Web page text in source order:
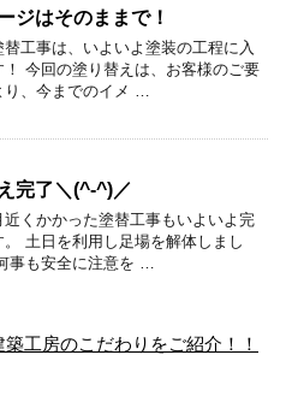
ジはそのままで！
替工事は、いよいよ塗装の工程に入
！ 今回の塗り替えは、お客様のご要
り、今までのイメ …
完了＼(^-^)／
近くかかった塗替工事もいよいよ完
。 土日を利用し足場を解体しまし
事も安全に注意を …
工房のこだわりをご紹介！！